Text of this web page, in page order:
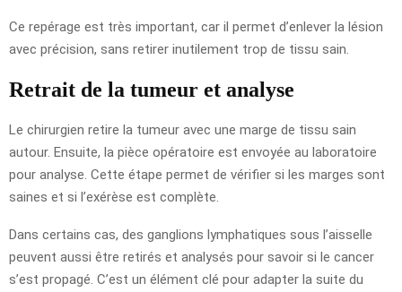
Ce repérage est très important, car il permet d’enlever la lésion
avec précision, sans retirer inutilement trop de tissu sain.
Retrait de la tumeur et analyse
Le chirurgien retire la tumeur avec une marge de tissu sain
autour. Ensuite, la pièce opératoire est envoyée au laboratoire
pour analyse. Cette étape permet de vérifier si les marges sont
saines et si l’exérèse est complète.
Dans certains cas, des ganglions lymphatiques sous l’aisselle
peuvent aussi être retirés et analysés pour savoir si le cancer
s’est propagé. C’est un élément clé pour adapter la suite du